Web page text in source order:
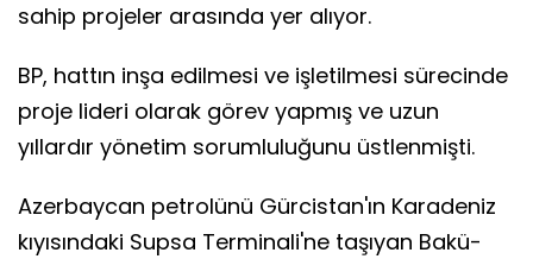
sahip projeler arasında yer alıyor.
BP, hattın inşa edilmesi ve işletilmesi sürecinde
proje lideri olarak görev yapmış ve uzun
yıllardır yönetim sorumluluğunu üstlenmişti.
Azerbaycan petrolünü Gürcistan'ın Karadeniz
kıyısındaki Supsa Terminali'ne taşıyan Bakü-